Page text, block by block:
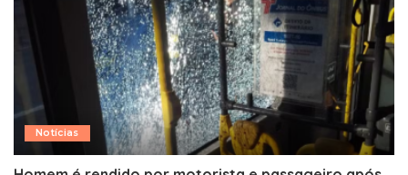
Notícias